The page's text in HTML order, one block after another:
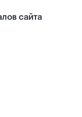
сайта